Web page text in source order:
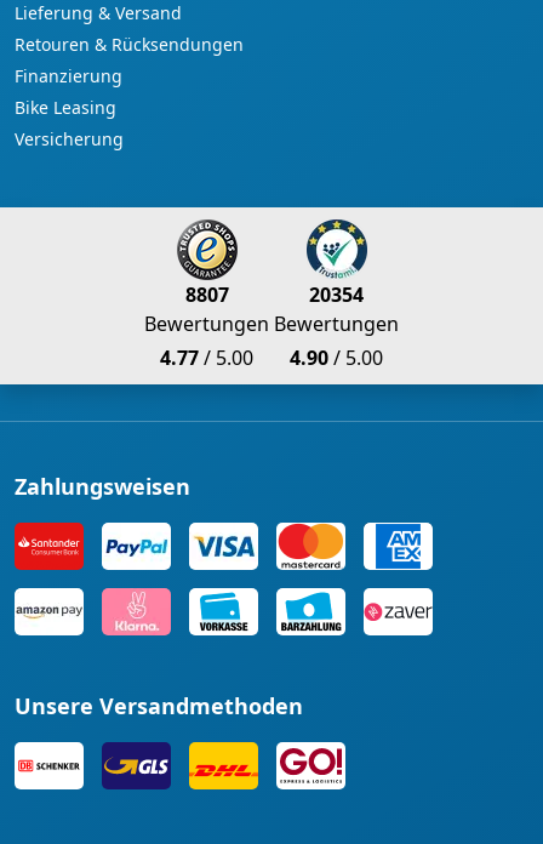
Lieferung & Versand
Retouren & Rücksendungen
Finanzierung
Bike Leasing
Versicherung
8807
Bewertungen
4.77/ 5.00
20354
Bewertungen
4.90/ 5.00
Zahlungsweisen
Unsere Versandmethoden